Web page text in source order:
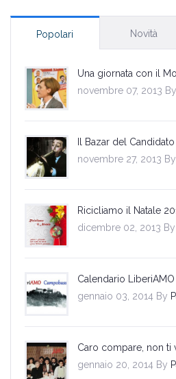
Popolari Novità
Una giornata con il
novembre 07, 2013 By
Il Bazar del Candidato
novembre 27, 2013 By
Ricicliamo il Natale
dicembre 02, 2013 By
Calendario
gennaio 03, 2014 By
Caro compare, non ti
gennaio 20, 2014 By